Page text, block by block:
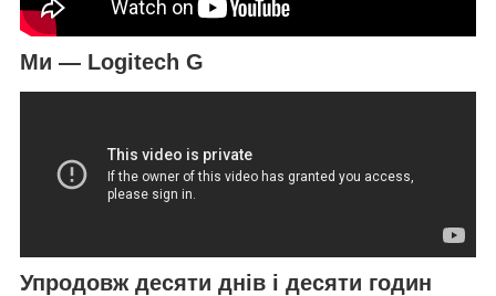
Ми — Logitech G
Упродовж десяти днів і десяти годин